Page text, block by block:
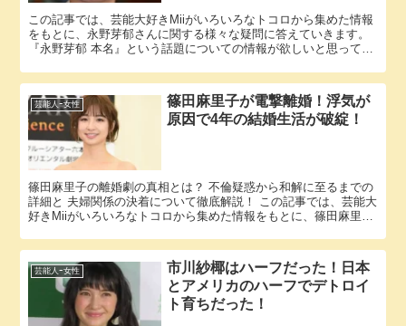
この記事では、芸能大好きMiiがいろいろなトコロから集めた情報
をもとに、永野芽郁さんに関する様々な疑問に答えていきます。
『永野芽郁 本名』という話題についての情報が欲しいと思ってい
芸能人ｰ女性
篠田麻里子が電撃離婚！浮気が
原因で4年の結婚生活が破綻！
篠田麻里子の離婚劇の真相とは？ 不倫疑惑から和解に至るまでの
詳細と 夫婦関係の決着について徹底解説！ この記事では、芸能大
好きMiiがいろいろなトコロから集めた情報をもとに、篠田麻里子
芸能人ｰ女性
市川紗椰はハーフだった！日本
とアメリカのハーフでデトロイ
ト育ちだった！